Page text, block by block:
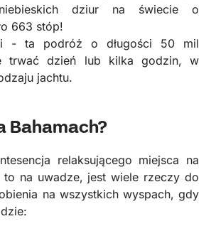
niebieskich dziur na świecie o
663 stóp!
- ta podróż o długości 50 mil
trwać dzień lub kilka godzin, w
jachtu.
Bahamach?
relaksującego miejsca na
to na uwadze, jest wiele rzeczy do
na wszystkich wyspach, gdy